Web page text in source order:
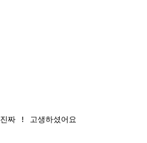
짜 ! 고생하셨어요